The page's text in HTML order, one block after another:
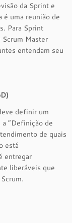
da Sprint e
é uma reunião de
Para Sprint
Master
entendam seu
definir um
“Definição de
de quais
está
entregar
liberáveis que